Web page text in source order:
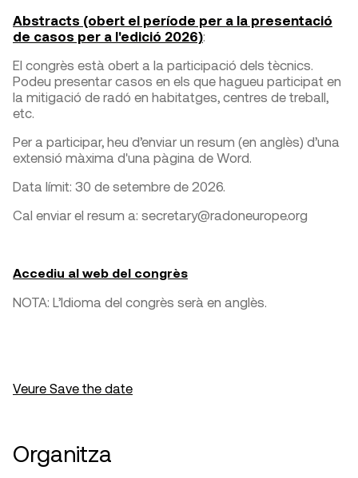
Abstracts (obert el període per a la presentació
de casos per a l'edició 2026):
El congrès està obert a la participació dels tècnics.
Podeu presentar casos en els que hagueu participat en
la mitigació de radó en habitatges, centres de treball,
etc.
Per a participar, heu d’enviar un resum (en anglès) d’una
extensió màxima d'una pàgina de Word.
Data límit: 30 de setembre de 2026.
Cal enviar el resum a: secretary@radoneurope.org
Accediu al web del congrès
NOTA: L’Idioma del congrès serà en anglès.
Veure Save the date
Organitza